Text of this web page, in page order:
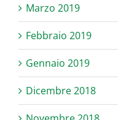
Marzo 2019
Febbraio 2019
Gennaio 2019
Dicembre 2018